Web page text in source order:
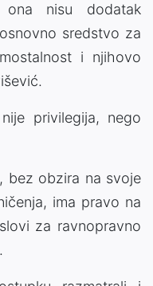
nisu dodatak
sredstvo za
i njihovo
privilegija, nego
bez obzira na svoje
ima pravo na
za ravnopravno